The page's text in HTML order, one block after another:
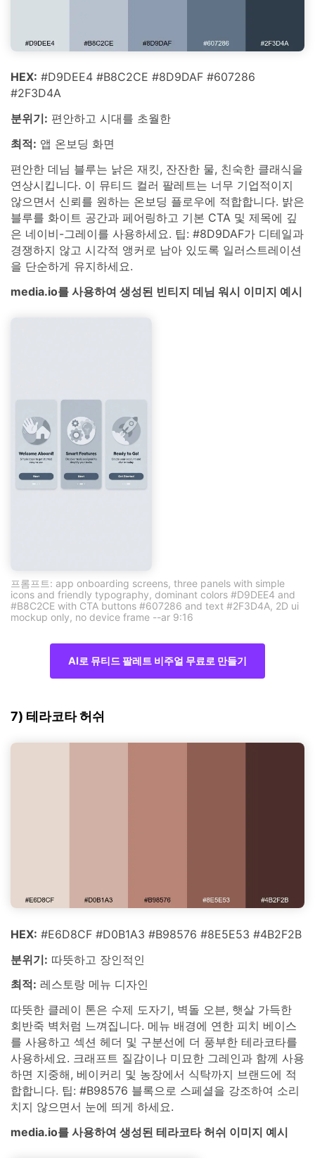
HEX: #D9DEE4 #B8C2CE #8D9DAF #607286
#2F3D4A
분위기: 편안하고 시대를 초월한
최적: 앱 온보딩 화면
편안한 데님 블루는 낡은 재킷, 잔잔한 물, 친숙한 클래식을
연상시킵니다. 이 뮤티드 컬러 팔레트는 너무 기업적이지
않으면서 신뢰를 원하는 온보딩 플로우에 적합합니다. 밝은
블루를 화이트 공간과 페어링하고 기본 CTA 및 제목에 깊
은 네이비-그레이를 사용하세요. 팁: #8D9DAF가 디테일과
경쟁하지 않고 시각적 앵커로 남아 있도록 일러스트레이션
을 단순하게 유지하세요.
media.io를 사용하여 생성된 빈티지 데님 워시 이미지 예시
프롬프트: app onboarding screens, three panels with simple
icons and friendly typography, dominant colors #D9DEE4 and
#B8C2CE with CTA buttons #607286 and text #2F3D4A, 2D ui
mockup only, no device frame --ar 9:16
AI로 뮤티드 팔레트 비주얼 무료로 만들기
7) 테라코타 허쉬
HEX: #E6D8CF #D0B1A3 #B98576 #8E5E53 #4B2F2B
분위기: 따뜻하고 장인적인
최적: 레스토랑 메뉴 디자인
따뜻한 클레이 톤은 수제 도자기, 벽돌 오븐, 햇살 가득한
회반죽 벽처럼 느껴집니다. 메뉴 배경에 연한 피치 베이스
를 사용하고 섹션 헤더 및 구분선에 더 풍부한 테라코타를
사용하세요. 크래프트 질감이나 미묘한 그레인과 함께 사용
하면 지중해, 베이커리 및 농장에서 식탁까지 브랜드에 적
합합니다. 팁: #B98576 블록으로 스페셜을 강조하여 소리
치지 않으면서 눈에 띄게 하세요.
media.io를 사용하여 생성된 테라코타 허쉬 이미지 예시